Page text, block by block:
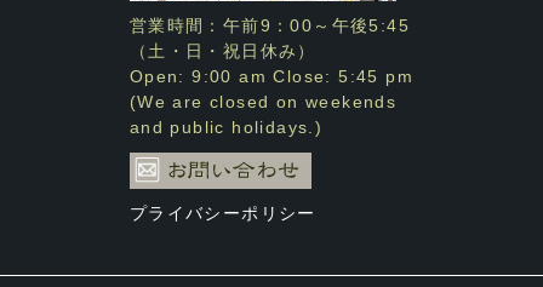
営業時間：午前9：00～午後5:45
（土・日・祝日休み）
Open: 9:00 am Close: 5:45 pm
(We are closed on weekends
and public holidays.)
プライバシーポリシー